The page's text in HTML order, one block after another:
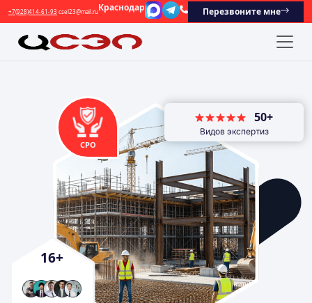
+7(928)414-61-93 csel23@mail.ruКраснодар Перезвоните мне
16+
СРО
50+
Видов экспертиз